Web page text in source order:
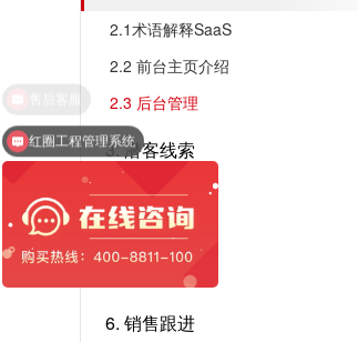
2.1术语解释SaaS
2.2 前台主页介绍
2.3 后台管理
3. 潜客线索
4. 潜客获取
5. 销售机会
6. 销售跟进
红圈工程管理系统